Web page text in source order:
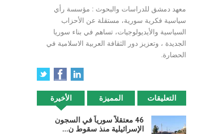
معهد دمشق للدراسات والبحوث : مؤسسة رأي
سياسية فكرية سورية، مستقلة عن الأحزاب
السياسية والأيديولوجيات، تساهم في بناء سوريا
الجديدة ، وتعزيز دور الثقافة العربية الاسلامية في
الحضارة.
الأخيرة المميزة التعليقات
46 معتقلاً سورياً في السجون
الإسرائيلية منذ سقوط ن...